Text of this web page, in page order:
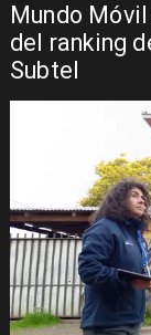
Mundo
del ranking
Subtel